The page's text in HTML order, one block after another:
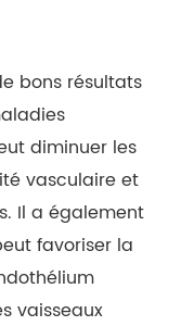
bons résultats
diminuer les
vasculaire et
Il a également
favoriser la
vaisseaux